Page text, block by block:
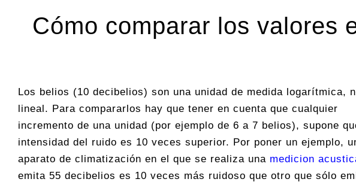
Cómo comparar los valores
Los belios (10 decibelios) son una unidad de medida logarítmica,
lineal. Para compararlos hay que tener en cuenta que cualquier
incremento de una unidad (por ejemplo de 6 a 7 belios), supone
intensidad del ruido es 10 veces superior. Por poner un ejemplo,
aparato de climatización en el que se realiza una medicion
emita 55 decibelios es 10 veces más ruidoso que otro que sólo